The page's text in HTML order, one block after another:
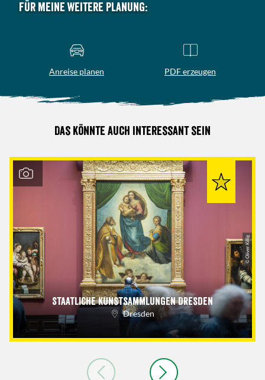
Für meine weitere Planung:
Anreise planen PDF erzeugen
Das könnte auch interessant sein
Staatliche Kunstsammlungen Dresden
Dresden
© Oliver Killig